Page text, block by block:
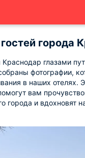
города
глазами
фотографии,
в наших отелях.
вам
города и вдохновят